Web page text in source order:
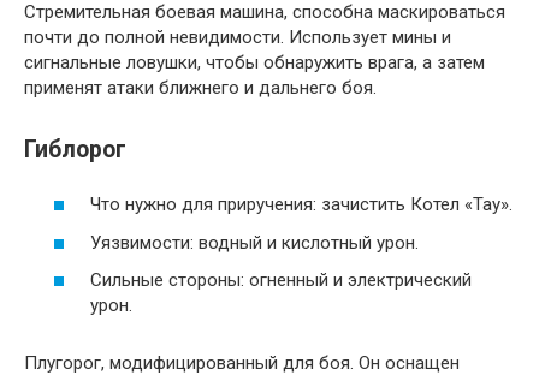
Стремительная боевая машина, способна маскироваться
почти до полной невидимости. Использует мины и
сигнальные ловушки, чтобы обнаружить врага, а затем
применят атаки ближнего и дальнего боя.
Гиблорог
Что нужно для приручения: зачистить Котел «Тау».
Уязвимости: водный и кислотный урон.
Сильные стороны: огненный и электрический
урон.
Плугорог, модифицированный для боя. Он оснащен